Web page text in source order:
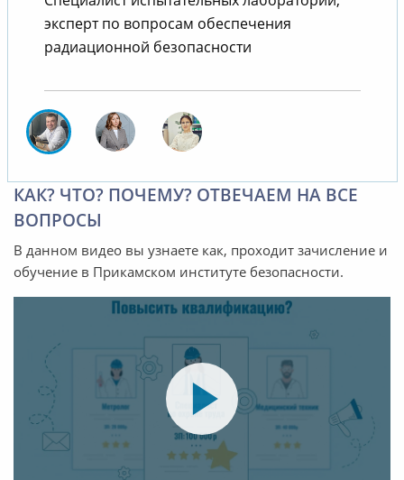
эксперт по вопросам обеспечения
радиационной безопасности
КАК? ЧТО? ПОЧЕМУ? ОТВЕЧАЕМ НА ВСЕ
ВОПРОСЫ
В данном видео вы узнаете как, проходит зачисление и
обучение в Прикамском институте безопасности.